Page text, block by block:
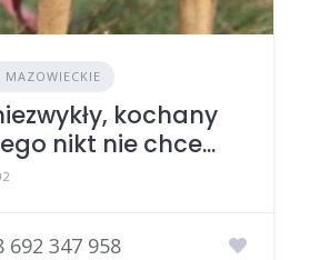
MAZOWIECKIE
kochany
nikt nie chce...
692 347 958